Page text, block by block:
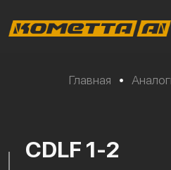
Главная •
CDLF 1-2